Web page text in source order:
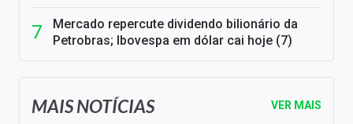
Mercado repercute dividendo bilionário da
Petrobras; Ibovespa em dólar cai hoje (7)
MAIS NOTÍCIAS VER MAIS